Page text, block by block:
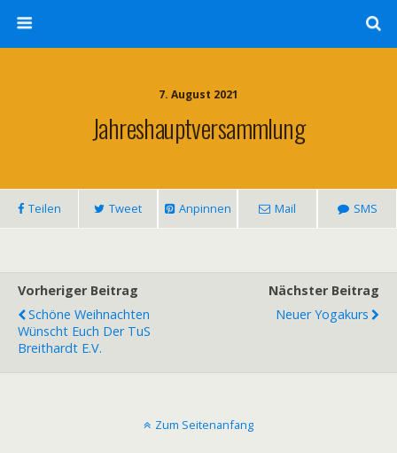
7. August 2021
Jahreshauptversammlung
Teilen Tweet Anpinnen Mail SMS
Vorheriger Beitrag
Schöne Weihnachten
Wünscht Euch Der TuS
Breithardt E.V.
Nächster Beitrag
Neuer Yogakurs
Zum Seitenanfang